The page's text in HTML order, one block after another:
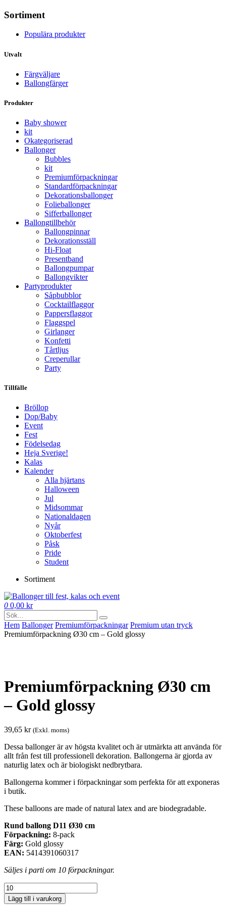
Sortiment
Populära produkter
Utvalt
Färgväljare
Ballongfärger
Produkter
Baby shower
kit
Okategoriserad
Ballonger
Bubbles
kit
Premium­förpackningar
Standard­­förpackningar
Dekorations­ballonger
Folie­­­ballonger
Siffer­­ballonger
Ballong­tillbehör
Ballongpinnar
Dekorationsställ
Hi-Float
Presentband
Ballongpumpar
Ballong­vikter
Party­­produkter
Såpbubblor
Cocktail­flaggor
Pappers­flaggor
Flaggspel
Girlanger
Konfetti
Tårtljus
Creperullar
Party
Tillfälle
Bröllop
Dop/Baby
Event
Fest
Födelsedag
Heja Sverige!
Kalas
Kalender
Alla hjärtans
Halloween
Jul
Midsommar
Nationaldagen
Nyår
Oktoberfest
Påsk
Pride
Student
Sortiment
0 0,00 kr
Hem Ballonger Premium­förpackningar Premium utan tryck
Premiumförpackning Ø30 cm – Gold glossy
Premiumförpackning Ø30 cm
– Gold glossy
39,65 kr (Exkl. moms)
Dessa ballonger är av högsta kvalitet och är utmärkta att använda för
allt från fest till professionell dekoration. Ballongerna är gjorda av
naturlig latex och är biologiskt nedbrytbara.
Ballongerna kommer i förpackningar som perfekta för att exponeras
i butik.
These balloons are made of natural latex and are biodegradable.
Rund ballong D11 Ø30 cm
Förpackning: 8-pack
Färg: Gold glossy
EAN: 5414391060317
Säljes i parti om 10 förpackningar.
Premiumförpackning
Ø30
Lägg till i varukorg